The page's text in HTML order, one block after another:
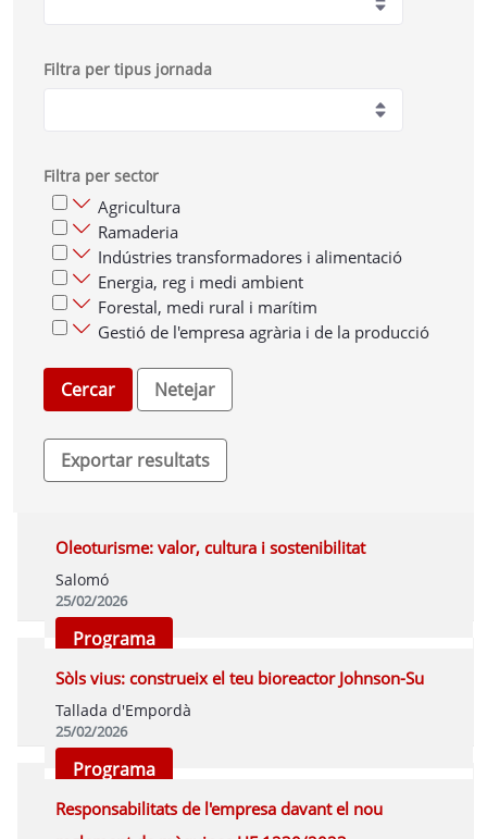
Filtra per tipus jornada
Filtra per sector
Agricultura
Ramaderia
Indústries transformadores i alimentació
Energia, reg i medi ambient
Forestal, medi rural i marítim
Gestió de l'empresa agrària i de la producció
Oleoturisme: valor, cultura i sostenibilitat
Salomó
25/02/2026
Programa
Sòls vius: construeix el teu bioreactor Johnson-Su
Tallada d'Empordà
25/02/2026
Programa
Responsabilitats de l'empresa davant el nou